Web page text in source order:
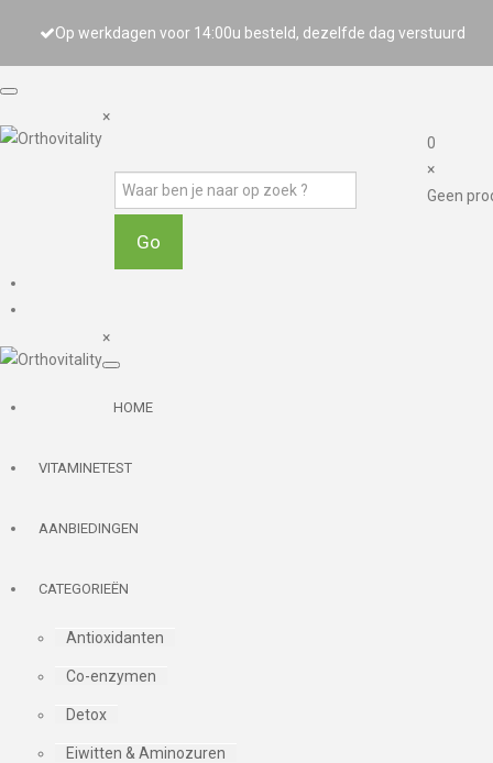
Op werkdagen voor 14:00u besteld, dezelfde dag verstuurd
×
0
×
Geen
×
HOME
VITAMINETEST
AANBIEDINGEN
CATEGORIEËN
Antioxidanten
Co-enzymen
Detox
Eiwitten & Aminozuren